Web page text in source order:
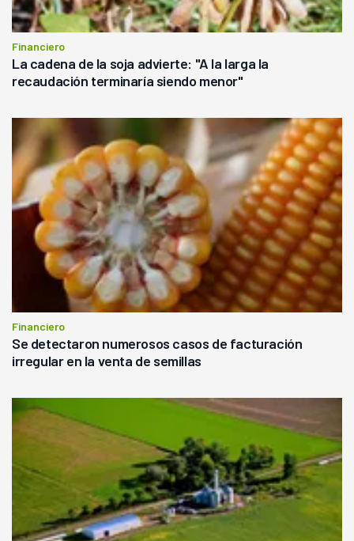
Financiero
La cadena de la soja advierte: "A la larga la
recaudación terminaría siendo menor"
Financiero
Se detectaron numerosos casos de facturación
irregular en la venta de semillas